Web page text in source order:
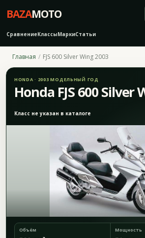
BAZAMOTO
СравнениеКлассыМаркиСтатьи
Главная FJS 600 Silver Wing 2003
HONDA · 2003 МОДЕЛЬНЫЙ ГОД
Honda FJS 600 Silver
Класс не указан в каталоге
Объём Мощность